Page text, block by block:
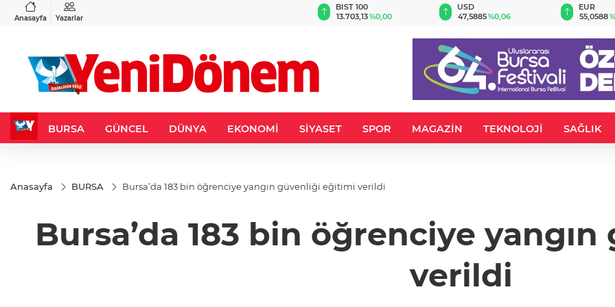
Anasayfa Yazarlar
%0,37
BIST 100
13.703,13%0,00
USD
47,5885%0,06
EUR
55,0588
BURSA GÜNCEL DÜNYA EKONOMİ SİYASET SPOR MAGAZİN TEKNOLOJİ SAĞLIK
Anasayfa BURSA Bursa’da 183 bin öğrenciye yangın güvenliği eğitimi verildi
Bursa’da 183 bin öğrenciye
verildi